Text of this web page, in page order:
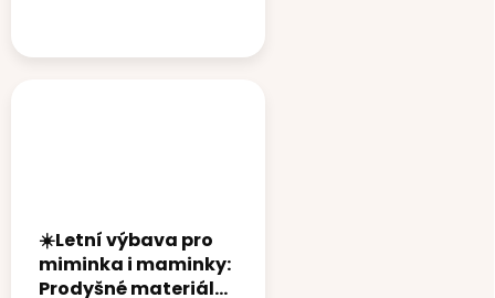
☀️Letní výbava pro
miminka i maminky:
Prodyšné materiály,